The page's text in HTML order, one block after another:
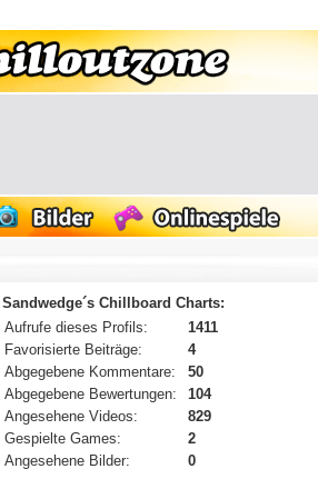
Sandwedge´s Chillboard Charts:
Aufrufe dieses Profils:
1411
Favorisierte Beiträge:
4
Abgegebene Kommentare:
50
Abgegebene Bewertungen:
104
Angesehene Videos:
829
Gespielte Games:
2
Angesehene Bilder:
0